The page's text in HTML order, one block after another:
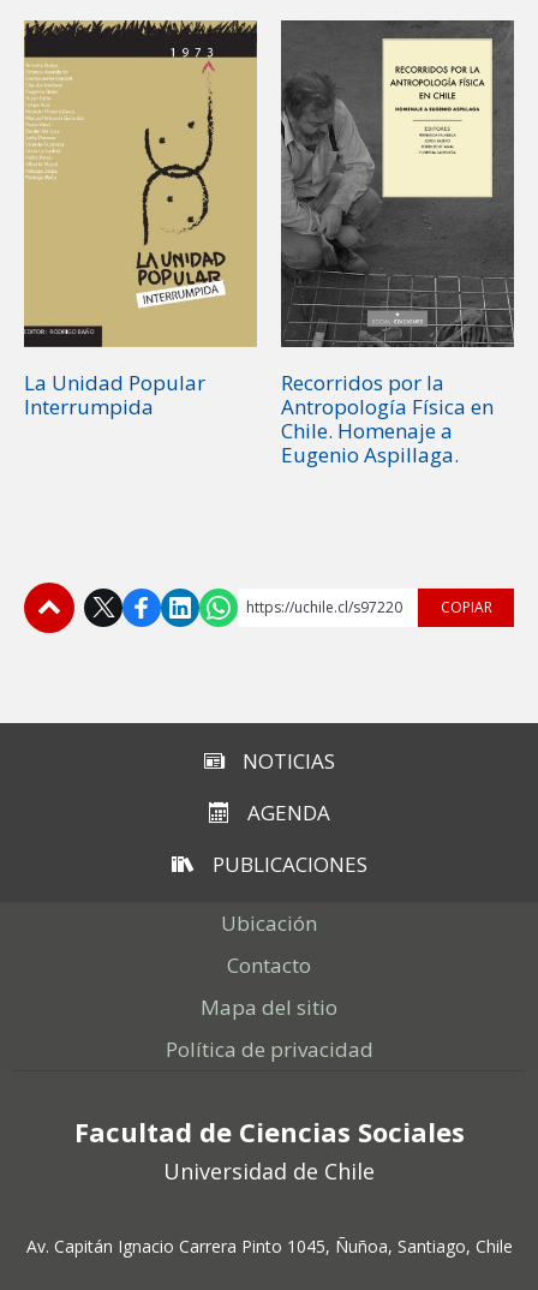
La Unidad Popular
Interrumpida
Recorridos por la
Antropología Física en
Chile. Homenaje a
Eugenio Aspillaga.
https://uchile.cl/s97220 COPIAR
NOTICIAS
AGENDA
PUBLICACIONES
Ubicación
Contacto
Mapa del sitio
Política de privacidad
Facultad de Ciencias Sociales
Universidad de Chile
Av. Capitán Ignacio Carrera Pinto 1045, Ñuñoa, Santiago, Chile